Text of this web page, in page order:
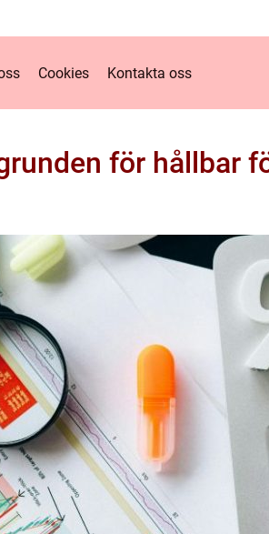
Cookies Kontakta oss
för hållbar